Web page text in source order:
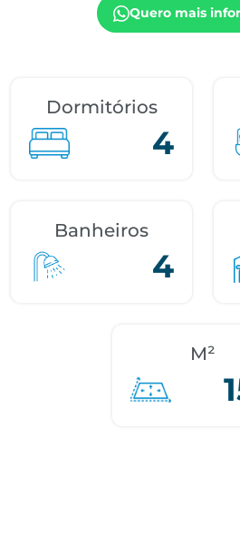
Quero mais
Dormitórios
4
Banheiros
4
M²